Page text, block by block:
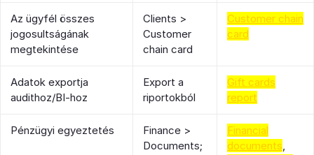
Az ügyfél összes
jogosultságának
megtekintése
Clients >
Customer
chain card
Customer chain
card
Adatok exportja
audithoz/BI-hoz
Export a
riportokból
Gift cards
report
Pénzügyi egyeztetés
Finance >
Documents;
Financial
documents,